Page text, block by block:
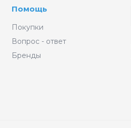
Помощь
Покупки
Вопрос - ответ
Бренды